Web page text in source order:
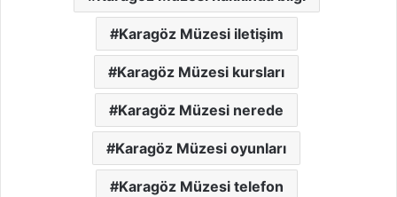
Karagöz Müzesi iletişim
Karagöz Müzesi kursları
Karagöz Müzesi nerede
Karagöz Müzesi oyunları
Karagöz Müzesi telefon